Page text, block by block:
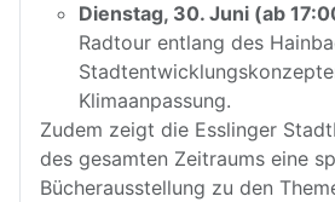
Dienstag, 30. Juni (ab
Radtour entlang des
Klimaanpassung.
Zudem zeigt die Esslinger
des gesamten Zeitraums eine
Bücherausstellung zu den